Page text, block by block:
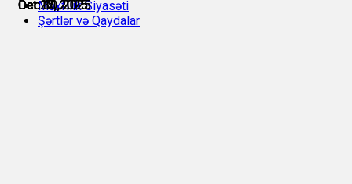
Oct 15, 2025
Oct 17, 2025
Oct 22, 2025
Dec 10, 2025
Dec 11, 2025
Dec 30, 2025
Məxfilik Siyasəti
Şərtlər və Qaydalar